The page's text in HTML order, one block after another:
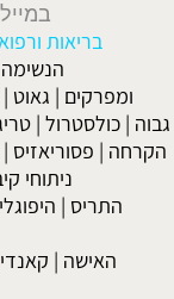
בריאות
הנשימה
ומפרקים | גאוט |
גבוה |כולסטרול |
הקרחה | פסוריאזיס
ניתוחי
התריס |
האישה |